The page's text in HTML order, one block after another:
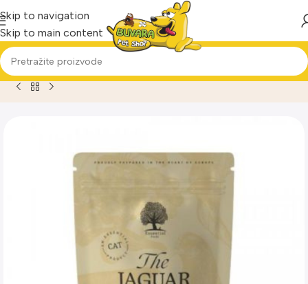
Skip to navigation
Skip to main content
Home Proizvod Essential The Jaguar Cat Sos sa piletinom